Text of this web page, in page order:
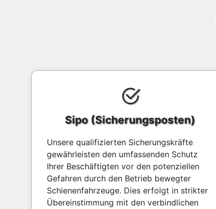
Sipo (Sicherungsposten)
Unsere qualifizierten Sicherungskräfte
gewährleisten den umfassenden Schutz
Ihrer Beschäftigten vor den potenziellen
Gefahren durch den Betrieb bewegter
Schienenfahrzeuge. Dies erfolgt in strikter
Übereinstimmung mit den verbindlichen